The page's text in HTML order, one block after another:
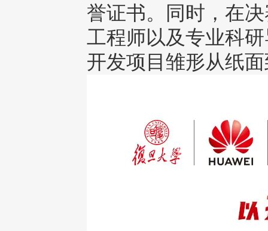
誉证书。同时，在
工程师以及专业科
开发项目雏形从纸